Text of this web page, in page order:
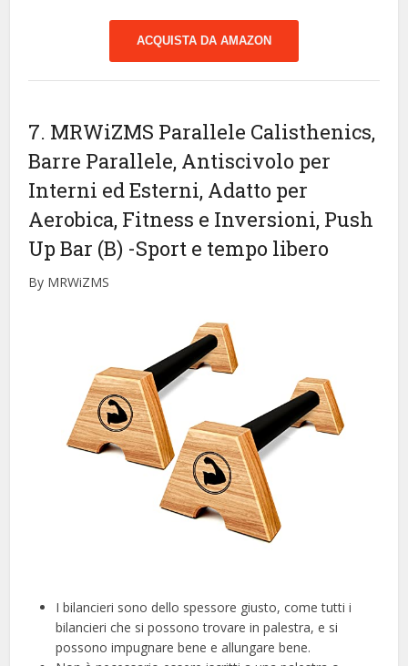
ACQUISTA DA AMAZON
7. MRWiZMS Parallele Calisthenics,
Barre Parallele, Antiscivolo per
Interni ed Esterni, Adatto per
Aerobica, Fitness e Inversioni, Push
Up Bar (B) -Sport e tempo libero
By MRWiZMS
I bilancieri sono dello spessore giusto, come tutti i
bilancieri che si possono trovare in palestra, e si
possono impugnare bene e allungare bene.